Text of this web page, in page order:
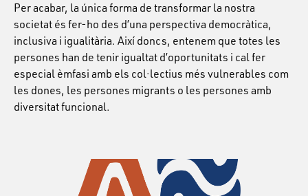
Per acabar, la única forma de transformar la nostra
societat és fer-ho des d’una perspectiva democràtica,
inclusiva i igualitària. Així doncs, entenem que totes les
persones han de tenir igualtat d’oportunitats i cal fer
especial èmfasi amb els col·lectius més vulnerables com
les dones, les persones migrants o les persones amb
diversitat funcional.